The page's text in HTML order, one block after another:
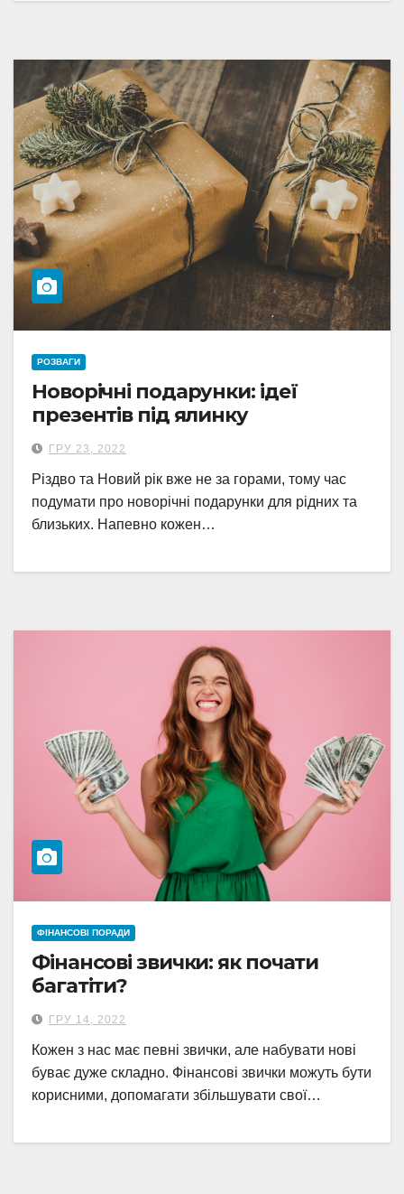
РОЗВАГИ
Новорічні подарунки: ідеї
презентів під ялинку
ГРУ 23, 2022
Різдво та Новий рік вже не за горами, тому час
подумати про новорічні подарунки для рідних та
близьких. Напевно кожен…
ФІНАНСОВІ ПОРАДИ
Фінансові звички: як почати
багатіти?
ГРУ 14, 2022
Кожен з нас має певні звички, але набувати нові
буває дуже складно. Фінансові звички можуть бути
корисними, допомагати збільшувати свої…